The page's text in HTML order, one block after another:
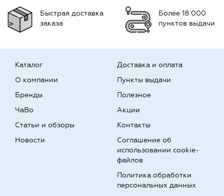
Быстрая доставка
заказа
Более 18 000
пунктов выдачи
Каталог
О компании
Бренды
Доставка и оплата
Пункты выдачи
Полезное
ЧаВо
Статьи и обзоры
Новости
Акции
Контакты
Соглашение об
использовании cookie-
файлов
Политика обработки
персональных данных